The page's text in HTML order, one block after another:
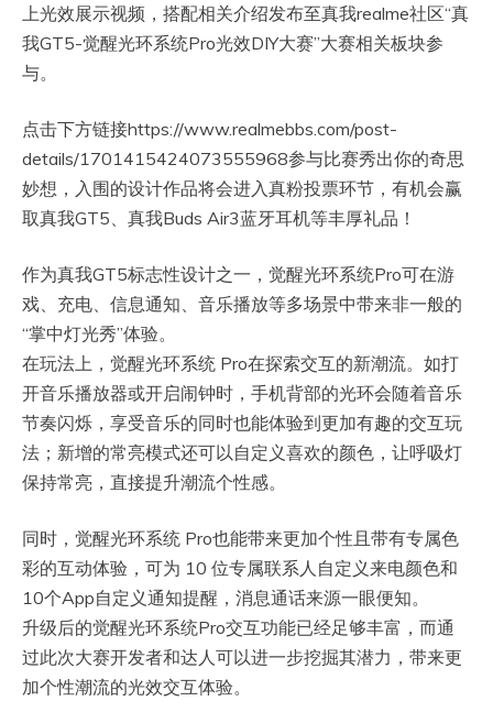
上光效展示视频，搭配相关介绍发布至真我realme社区“真
我GT5-觉醒光环系统Pro光效DIY大赛”大赛相关板块参
与。
点击下方链接https://www.realmebbs.com/post-
details/1701415424073555968参与比赛秀出你的奇思
妙想，入围的设计作品将会进入真粉投票环节，有机会赢
取真我GT5、真我Buds Air3蓝牙耳机等丰厚礼品！
作为真我GT5标志性设计之一，觉醒光环系统Pro可在游
戏、充电、信息通知、音乐播放等多场景中带来非一般的
“掌中灯光秀”体验。
在玩法上，觉醒光环系统 Pro在探索交互的新潮流。如打
开音乐播放器或开启闹钟时，手机背部的光环会随着音乐
节奏闪烁，享受音乐的同时也能体验到更加有趣的交互玩
法；新增的常亮模式还可以自定义喜欢的颜色，让呼吸灯
保持常亮，直接提升潮流个性感。
同时，觉醒光环系统 Pro也能带来更加个性且带有专属色
彩的互动体验，可为 10 位专属联系人自定义来电颜色和
10个App自定义通知提醒，消息通话来源一眼便知。
升级后的觉醒光环系统Pro交互功能已经足够丰富，而通
过此次大赛开发者和达人可以进一步挖掘其潜力，带来更
加个性潮流的光效交互体验。